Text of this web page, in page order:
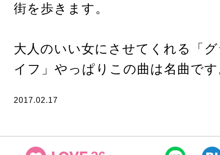
街を歩きます。
大人のいい女にさせてくれる「
イフ」やっぱりこの曲は名曲で
2017.02.17